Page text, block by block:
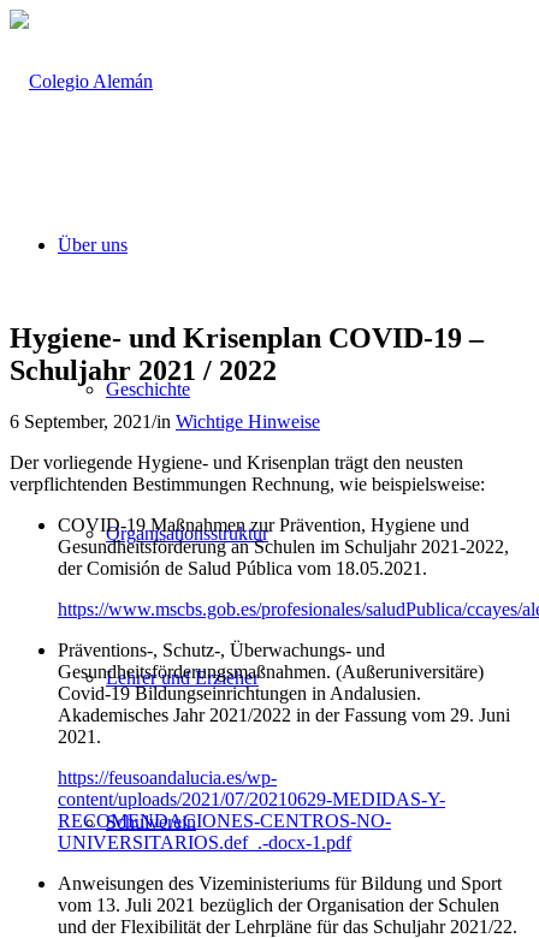
Über uns
Geschichte
Organisationsstruktur
Lehrer und Erzieher
Schulverein
Hygiene- und Krisenplan COVID-19 –
Schuljahr 2021 / 2022
6 September, 2021/in Wichtige Hinweise
Der vorliegende Hygiene- und Krisenplan trägt den neusten
verpflichtenden Bestimmungen Rechnung, wie beispielsweise:
COVID-19 Maßnahmen zur Prävention, Hygiene und
Gesundheitsförderung an Schulen im Schuljahr 2021-2022,
der Comisión de Salud Pública vom 18.05.2021.
https://www.mscbs.gob.es/profesionales/saludPublica/
Präventions-, Schutz-, Überwachungs- und
Gesundheitsförderungsmaßnahmen. (Außeruniversitäre)
Covid-19 Bildungseinrichtungen in Andalusien.
Akademisches Jahr 2021/2022 in der Fassung vom 29. Juni
2021.
https://feusoandalucia.es/wp-
content/uploads/2021/07/20210629-MEDIDAS-Y-
RECOMENDACIONES-CENTROS-NO-
UNIVERSITARIOS.def_.-docx-1.pdf
Anweisungen des Vizeministeriums für Bildung und Sport
vom 13. Juli 2021 bezüglich der Organisation der Schulen
und der Flexibilität der Lehrpläne für das Schuljahr 2021/22.